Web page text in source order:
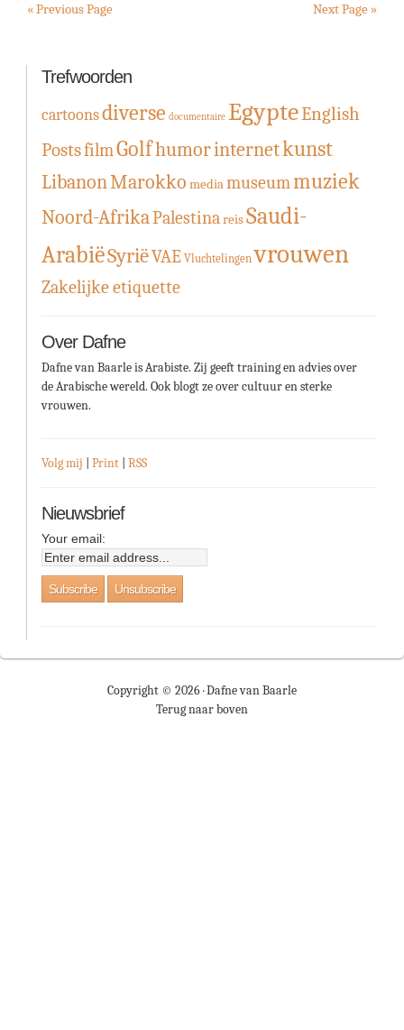
« Previous Page Next Page »
Trefwoorden
cartoonsdiverse documentaire EgypteEnglish
PostsfilmGolfhumorinternetkunst
LibanonMarokko mediamuseummuziek
Noord-AfrikaPalestinareisSaudi-
ArabiëSyriëVAE Vluchtelingen vrouwen
Zakelijke etiquette
Over Dafne
Dafne van Baarle is Arabiste. Zij geeft training en advies over
de Arabische wereld. Ook blogt ze over cultuur en sterke
vrouwen.
Volg mij Print RSS
Nieuwsbrief
Your email:
Copyright © 2026 ·Dafne van Baarle
Terug naar boven